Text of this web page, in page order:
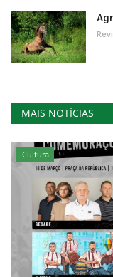
MAIS NOTÍCIAS
Cultura